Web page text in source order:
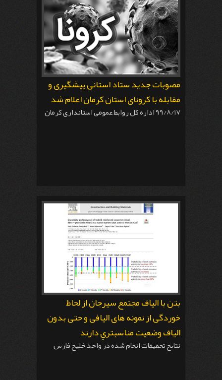
مصوبات جدید ستاد استانی پیشگیری و
مقابله با کرونای استان کرمان اعلام شد
۹۹/۸/۱۷ اداره کل روابط عمومی استانداری کرمان
بتن با الیاف مجتمع سیرجان از لحاظ
خوردگی از نمونه های الیافی و حتی بدون
الیاف وضعیت مناسبتري دارند
نتایج تحقیقات انجام شده در واحد خلیج فارس